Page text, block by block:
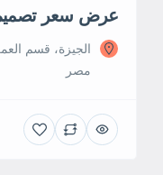
عرض سعر تصميم
الجيزة، قسم
مصر